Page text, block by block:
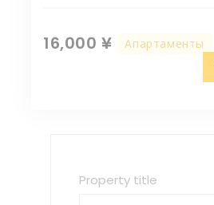
16,000 ¥ Апартаменты
Property title